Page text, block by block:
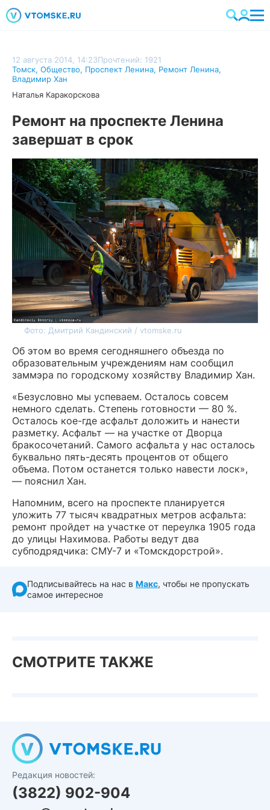
12 августа 2014, 14:23Прочтений: 1921
Томск, Общество, Проспект Ленина, Ремонт Ленина,
Владимир Хан
Наталья Каракорскова
Ремонт на проспекте Ленина
завершат в срок
Фото: Дмитрий Кандинский / vtomske.ru
Об этом во время сегодняшнего объезда по
образовательным учреждениям нам сообщил
заммэра по городскому хозяйству Владимир Хан.
«Безусловно мы успеваем. Осталось совсем
немного сделать. Степень готовности — 80 %.
Осталось кое-где асфальт доложить и нанести
разметку. Асфальт — на участке от Дворца
бракосочетаний. Самого асфальта у нас осталось
буквально пять-десять процентов от общего
объема. Потом останется только навести лоск»,
— пояснил Хан.
Напомним, всего на проспекте планируется
уложить 77 тысяч квадратных метров асфальта:
ремонт пройдет на участке от переулка 1905 года
до улицы Нахимова. Работы ведут два
субподрядчика: СМУ-7 и «Томскдорстрой».
Подписывайтесь на нас в Макс, чтобы не пропускать
самое интересное
СМОТРИТЕ ТАКЖЕ
Редакция новостей:
(3822) 902-904